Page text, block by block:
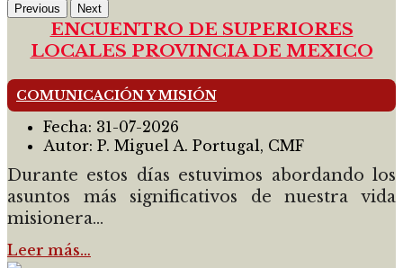
Previous Next
ENCUENTRO DE SUPERIORES
LOCALES PROVINCIA DE MEXICO
COMUNICACIÓN Y MISIÓN
Fecha: 31-07-2026
Autor: P. Miguel A. Portugal, CMF
Durante estos días estuvimos abordando los
asuntos más significativos de nuestra vida
misionera...
Leer más…